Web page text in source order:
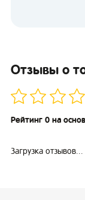
Отзывы о
Рейтинг 0 на
Загрузка отзывов...